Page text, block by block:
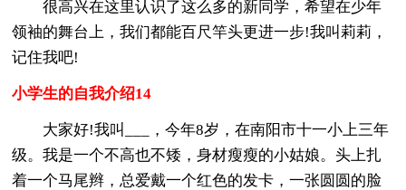
很高兴在这里认识了这么多的新同学，希望在少年
领袖的舞台上，我们都能百尺竿头更进一步!我叫莉莉，
记住我吧!
小学生的自我介绍14
大家好!我叫___，今年8岁，在南阳市十一小上三年
级。我是一个不高也不矮，身材瘦瘦的小姑娘。头上扎
着一个马尾辫，总爱戴一个红色的发卡，一张圆圆的脸